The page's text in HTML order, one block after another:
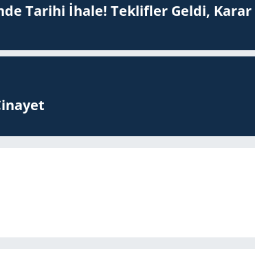
Tarihi İhale! Teklifler Geldi, Karar